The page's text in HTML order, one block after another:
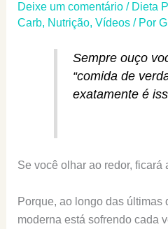
Deixe um comentário / Dieta
Carb, Nutrição, Vídeos/ Por
Sempre ouço
“comida de
exatamente é
Se você olhar ao redor, ficará
Porque, ao longo das últimas
moderna está sofrendo cada